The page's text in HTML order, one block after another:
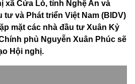
xã Cửa Lò, tỉnh Nghệ An và
tư và Phát triển Việt Nam (BIDV)
mặt các nhà đầu tư Xuân Kỷ
phủ Nguyễn Xuân Phúc sẽ
Hội nghị.